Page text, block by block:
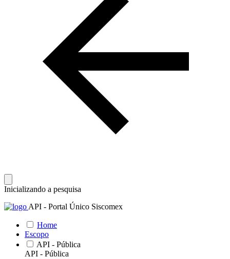
Inicializando a pesquisa
API - Portal Único Siscomex
Home
Escopo
API - Pública
API - Pública